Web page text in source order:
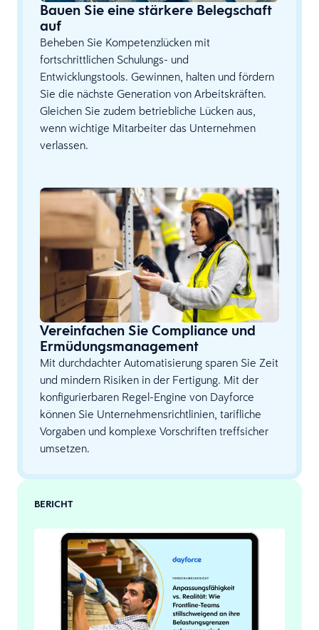
Bauen Sie eine stärkere Belegschaft
auf
Beheben Sie Kompetenzlücken mit
fortschrittlichen Schulungs- und
Entwicklungstools. Gewinnen, halten und fördern
Sie die nächste Generation von Arbeitskräften.
Gleichen Sie zudem betriebliche Lücken aus,
wenn wichtige Mitarbeiter das Unternehmen
verlassen.
Vereinfachen Sie Compliance und
Ermüdungsmanagement
Mit durchdachter Automatisierung sparen Sie Zeit
und mindern Risiken in der Fertigung. Mit der
konfigurierbaren Regel-Engine von Dayforce
können Sie Unternehmensrichtlinien, tarifliche
Vorgaben und komplexe Vorschriften treffsicher
umsetzen.
BERICHT